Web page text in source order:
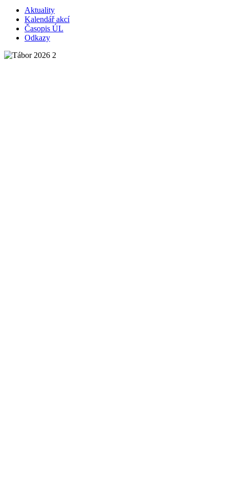
Aktuality
Kalendář akcí
Časopis ÚL
Odkazy